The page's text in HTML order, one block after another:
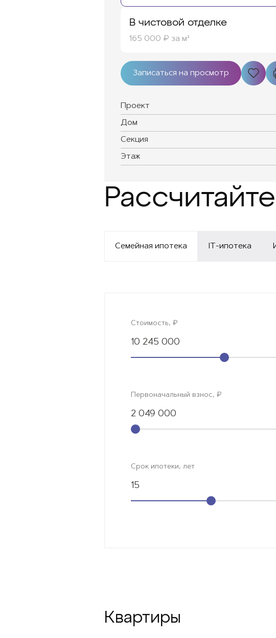
В чистовой отделке
165 000 ₽ за м²
Записаться на просмотр
Проект
Дом
Секция
Этаж
Семейная ипотека IT-ипотека
Стоимость, ₽
10 245 000
Первоначальный взнос, ₽
2 049 000
Срок ипотеки, лет
15
Квартиры